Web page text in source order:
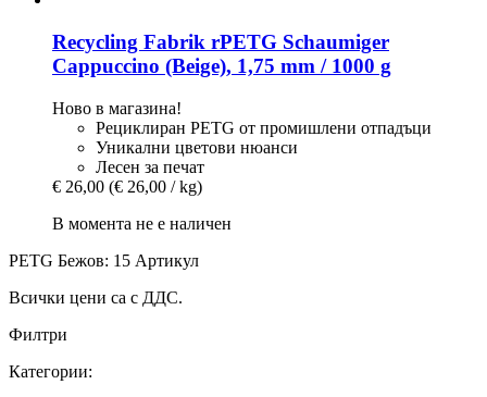
Recycling Fabrik rPETG Schaumiger
Cappuccino (Beige), 1,75 mm / 1000 g
Ново в магазина!
Рециклиран PETG от промишлени отпадъци
Уникални цветови нюанси
Лесен за печат
€ 26,00 (€ 26,00 / kg)
В момента не е наличен
PETG Бежов: 15 Артикул
Всички цени са с ДДС.
Филтри
Категории: